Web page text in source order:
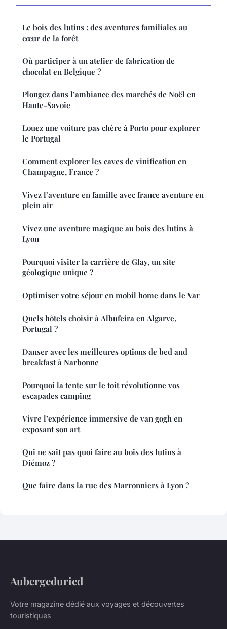
Le bois des lutins : des aventures familiales au
cœur de la forêt
Où participer à un atelier de fabrication de
chocolat en Belgique ?
Plongez dans l’ambiance des marchés de Noël en
Haute-Savoie
Louez une voiture pas chère à Porto pour explorer
le Portugal
Comment explorer les caves de vinification en
Champagne, France ?
Vivez l’aventure en famille avec france aventure en
plein air
Vivez une aventure magique au bois des lutins à
Lyon
Pourquoi visiter la carrière de Glay, un site
géologique unique ?
Optimiser votre séjour en mobil home dans le Var
Quels hôtels choisir à Albufeira en Algarve,
Portugal ?
Danser avec les meilleures options de bed and
breakfast à Narbonne
Pourquoi la tente sur le toit révolutionne vos
escapades camping
Vivre l’expérience immersive de van gogh en
exposant son art
Qui ne sait pas quoi faire au bois des lutins à
Diémoz ?
Que faire dans la rue des Marronniers à Lyon ?
Aubergeduried
Votre magazine dédié aux voyages et découvertes
touristiques